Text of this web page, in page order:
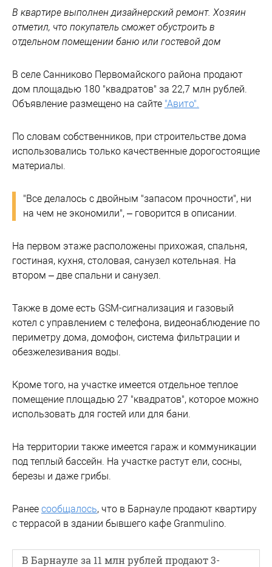
В квартире выполнен дизайнерский ремонт. Хозяин
отметил, что покупатель сможет обустроить в
отдельном помещении баню или гостевой дом
В селе Санниково Первомайского района продают
дом площадью 180 "квадратов" за 22,7 млн рублей.
Объявление размещено на сайте "Авито".
По словам собственников, при строительстве дома
использовались только качественные дорогостоящие
материалы.
"Все делалось с двойным "запасом прочности", ни
на чем не экономили", – говорится в описании.
На первом этаже расположены прихожая, спальня,
гостиная, кухня, столовая, санузел котельная. На
втором – две спальни и санузел.
Также в доме есть GSM-сигнализация и газовый
котел с управлением с телефона, видеонаблюдение по
периметру дома, домофон, система фильтрации и
обезжелезивания воды.
Кроме того, на участке имеется отдельное теплое
помещение площадью 27 "квадратов", которое можно
использовать для гостей или для бани.
На территории также имеется гараж и коммуникации
под теплый бассейн. На участке растут ели, сосны,
березы и даже грибы.
Ранее сообщалось, что в Барнауле продают квартиру
с террасой в здании бывшего кафе Granmulino.
В Барнауле за 11 млн рублей продают 3-